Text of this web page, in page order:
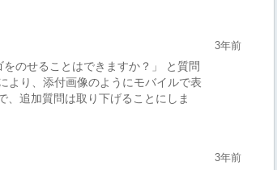
のせることはできますか？」 と質問
より、添付画像のようにモバイルで表
、追加質問は取り下げることにしま
3年前
3年前